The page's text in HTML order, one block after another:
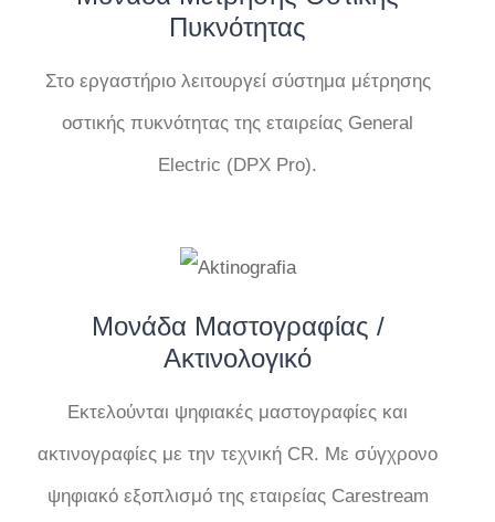
Πυκνότητας
Στο εργαστήριο λειτουργεί σύστημα μέτρησης
οστικής πυκνότητας της εταιρείας General
Electric (DPX Pro).
Μονάδα Μαστογραφίας /
Ακτινολογικό
Εκτελούνται ψηφιακές μαστογραφίες και
ακτινογραφίες με την τεχνική CR. Με σύγχρονο
ψηφιακό εξοπλισμό της εταιρείας Carestream